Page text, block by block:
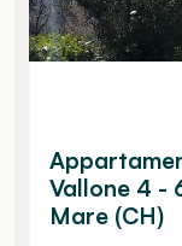
Vallone 4 -
Mare (CH)